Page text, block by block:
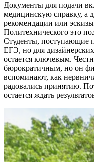
Документы для подачи
медицинскую справку, а
рекомендации или
Политехнического это
Студенты, поступающие
ЕГЭ, но для
остается ключевым.
бюрократичным, но он
вспоминают, как
радовались принятию.
остается ждать